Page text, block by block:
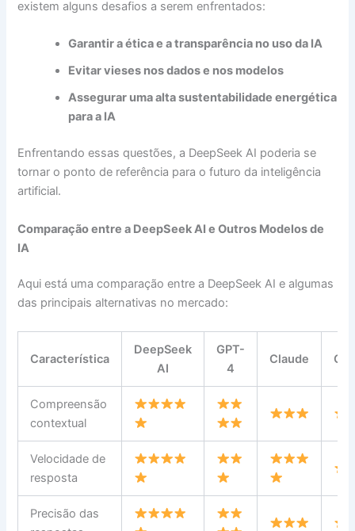
existem alguns desafios a serem enfrentados:
Garantir a ética e a transparência no uso da IA
Evitar vieses nos dados e nos modelos
Assegurar uma alta sustentabilidade energética
para a IA
Enfrentando essas questões, a DeepSeek AI poderia se
tornar o ponto de referência para o futuro da inteligência
artificial.
Comparação entre a DeepSeek AI e Outros Modelos de
IA
Aqui está uma comparação entre a DeepSeek AI e algumas
das principais alternativas no mercado:
Característica
DeepSeek
AI
GPT-
4
Claude
Compreensão
contextual
Velocidade de
resposta
Precisão das